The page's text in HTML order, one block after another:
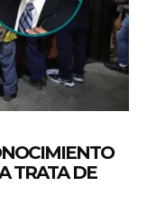
TRATA DE